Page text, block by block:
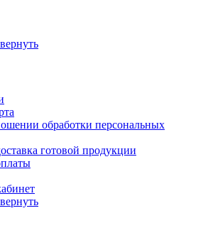
обработки персональных
готовой продукции